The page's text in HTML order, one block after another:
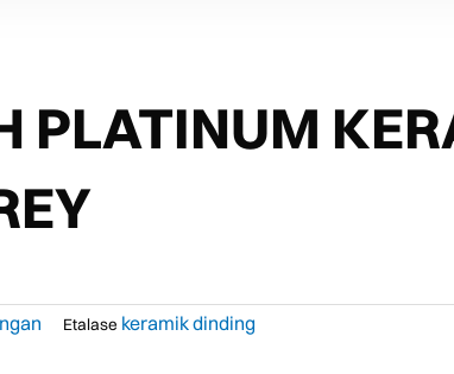
PLATINUM
Etalase keramik dinding